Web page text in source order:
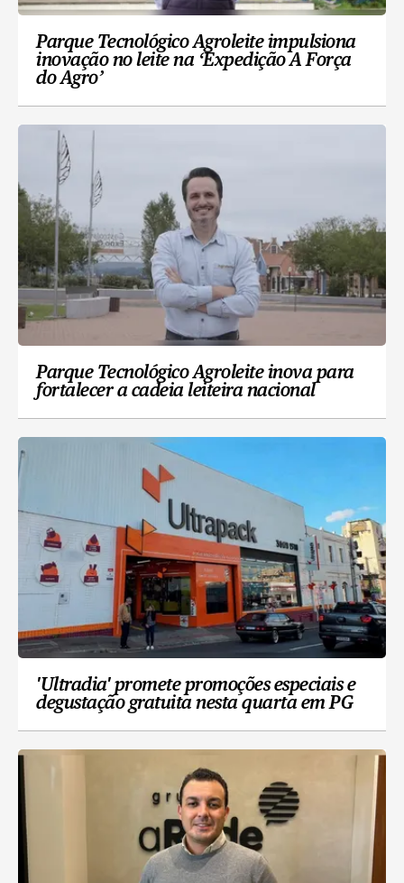
Parque Tecnológico Agroleite impulsiona
inovação no leite na ‘Expedição A Força
do Agro’
Parque Tecnológico Agroleite inova para
fortalecer a cadeia leiteira nacional
'Ultradia' promete promoções especiais e
degustação gratuita nesta quarta em PG